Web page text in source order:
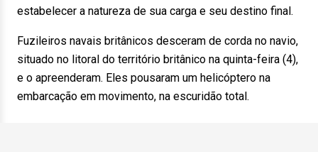
estabelecer a natureza de sua carga e seu destino final.
Fuzileiros navais britânicos desceram de corda no navio,
situado no litoral do território britânico na quinta-feira (4),
e o apreenderam. Eles pousaram um helicóptero na
embarcação em movimento, na escuridão total.